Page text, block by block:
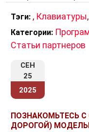
соответствующее
Мембранные
образом: когда
часть клавиши
электрический
Это событие
который затем
нажатой клавише
Тэги: , Клавиатуры,
Категории:
Статьи партнеров
СЕН
25
2025
ПОЗНАКОМЬТЕСЬ
ДОРОГОЙ) МОДЕЛЬЮ